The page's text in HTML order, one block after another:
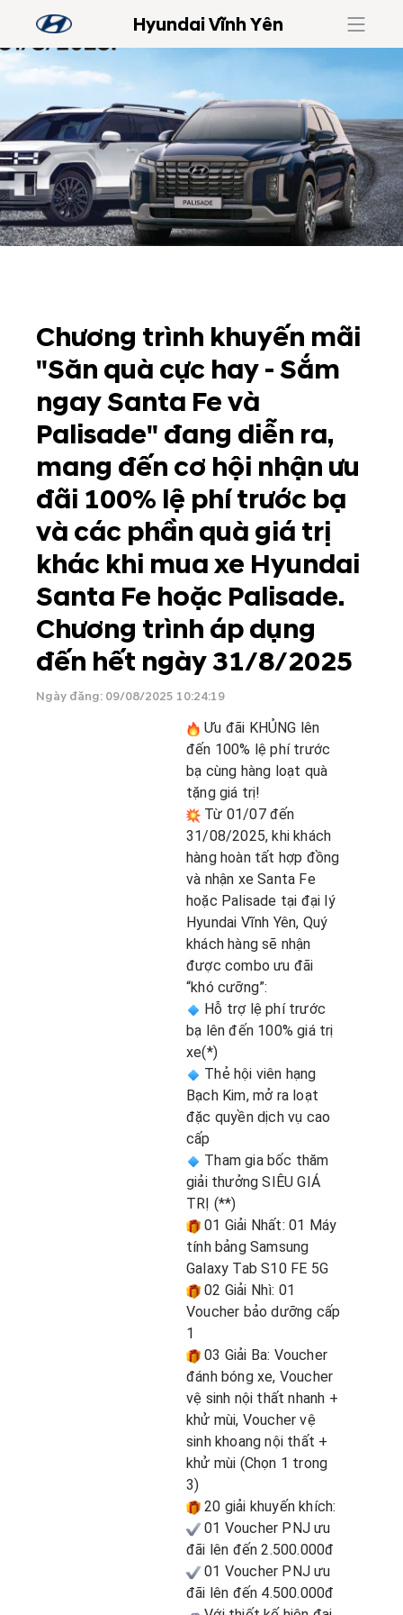
Hyundai Vĩnh Yên
Chương trình khuyến mãi
"Săn quà cực hay - Sắm
ngay Santa Fe và
Palisade" đang diễn ra,
mang đến cơ hội nhận ưu
đãi 100% lệ phí trước bạ
và các phần quà giá trị
khác khi mua xe Hyundai
Santa Fe hoặc Palisade.
Chương trình áp dụng
đến hết ngày 31/8/2025
Ngày đăng: 09/08/2025 10:24:19
Ưu đãi KHỦNG lên
đến 100% lệ phí trước
bạ cùng hàng loạt quà
tặng giá trị!
Từ 01/07 đến
31/08/2025, khi khách
hàng hoàn tất hợp đồng
và nhận xe Santa Fe
hoặc Palisade tại đại lý
Hyundai Vĩnh Yên, Quý
khách hàng sẽ nhận
được combo ưu đãi
“khó cưỡng”:
Hỗ trợ lệ phí trước
bạ lên đến 100% giá trị
xe(*)
Thẻ hội viên hạng
Bạch Kim, mở ra loạt
đặc quyền dịch vụ cao
cấp
Tham gia bốc thăm
giải thưởng SIÊU GIÁ
TRỊ (**)
01 Giải Nhất: 01 Máy
tính bảng Samsung
Galaxy Tab S10 FE 5G
02 Giải Nhì: 01
Voucher bảo dưỡng cấp
1
03 Giải Ba: Voucher
đánh bóng xe, Voucher
vệ sinh nội thất nhanh +
khử mùi, Voucher vệ
sinh khoang nội thất +
khử mùi (Chọn 1 trong
3)
20 giải khuyến khích:
01 Voucher PNJ ưu
đãi lên đến 2.500.000đ
01 Voucher PNJ ưu
đãi lên đến 4.500.000đ